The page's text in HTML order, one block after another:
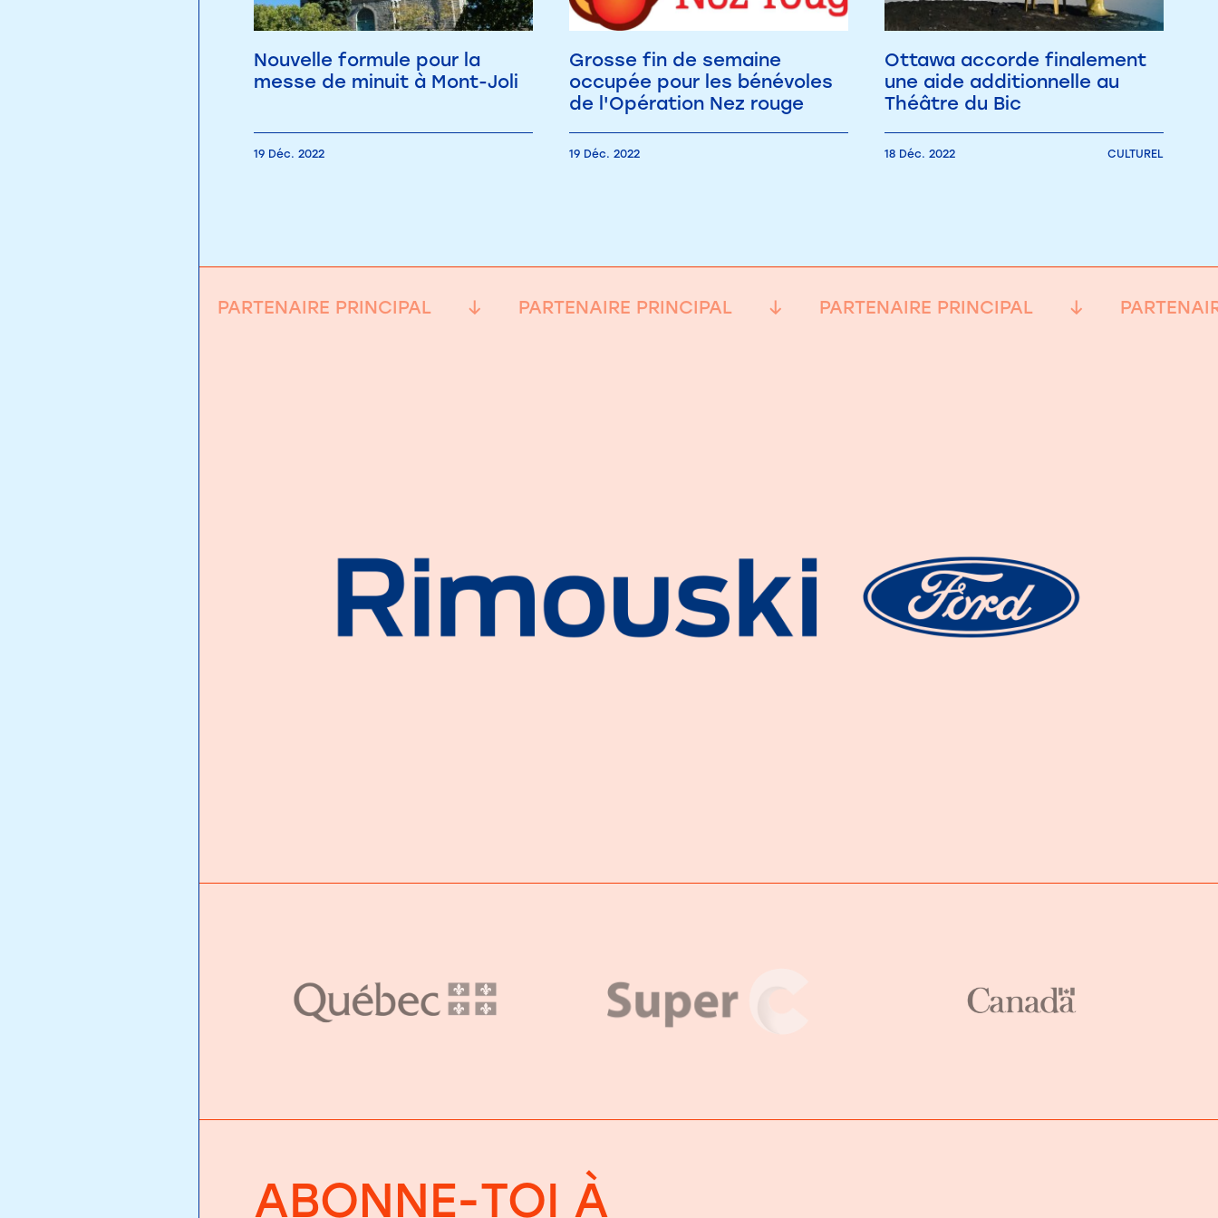
Nouvelle formule pour la
messe de minuit à Mont-Joli
19 Déc. 2022
Grosse fin de semaine
occupée pour les bénévoles
de l'Opération Nez rouge
19 Déc. 2022
Ottawa accorde finalement
une aide additionnelle au
Théâtre du Bic
18 Déc. 2022 CULTUREL
PARTENAIRE PRINCIPAL PARTENAIRE PRINCIPAL PARTENAIRE PRINCIPAL
ABONNE-TOI À